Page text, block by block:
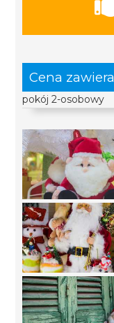
Cena zawiera
pokój 2-osobowy